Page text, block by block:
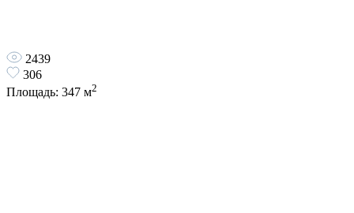
2439
306
Площадь: 347 м2